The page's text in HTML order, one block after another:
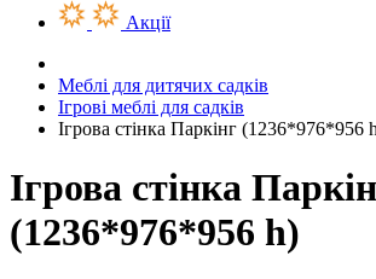
Акції
Меблі для дитячих садків
Ігрові меблі для садків
Ігрова стінка Паркінг (1236*976*956
Ігрова стінка
(1236*976*956 h)